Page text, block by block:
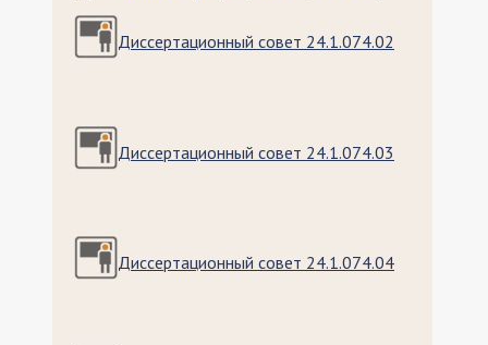
Диссертационный совет 24.1.074.02
Диссертационный совет 24.1.074.03
Диссертационный совет 24.1.074.04